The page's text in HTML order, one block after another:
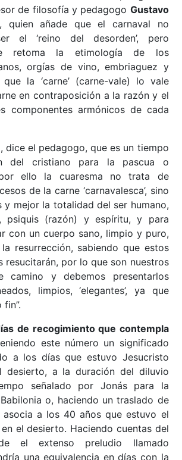
de filosofía y pedagogo Gustavo
, quien añade que el carnaval no
el ‘reino del desorden’, pero
retoma la etimología de los
orgías de vino, embriaguez y
la ‘carne’ (carne-vale) lo vale
en contraposición a la razón y el
componentes armónicos de cada
dice el pedagogo, que es un tiempo
del cristiano para la pascua o
ello la cuaresma no trata de
de la carne ‘carnavalesca’, sino
y mejor la totalidad del ser humano,
psiquis (razón) y espíritu, y para
con un cuerpo sano, limpio y puro,
resurrección, sabiendo que estos
resucitarán, por lo que son nuestros
camino y debemos presentarlos
limpios, ‘elegantes’, ya que
de recogimiento que contempla
este número un significado
a los días que estuvo Jesucristo
desierto, a la duración del diluvio
señalado por Jonás para la
o, haciendo un traslado de
asocia a los 40 años que estuvo el
el desierto. Haciendo cuentas del
el extenso preludio llamado
una equivalencia en días con la